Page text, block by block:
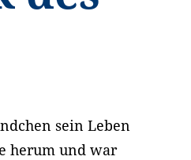
sein Leben
herum und war